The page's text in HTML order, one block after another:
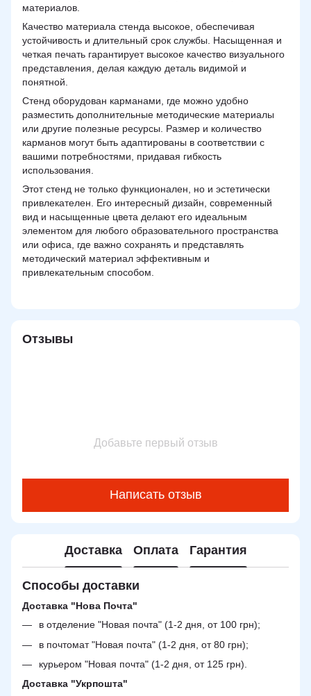
материалов.
Качество материала стенда высокое, обеспечивая
устойчивость и длительный срок службы. Насыщенная и
четкая печать гарантирует высокое качество визуального
представления, делая каждую деталь видимой и
понятной.
Стенд оборудован карманами, где можно удобно
разместить дополнительные методические материалы
или другие полезные ресурсы. Размер и количество
карманов могут быть адаптированы в соответствии с
вашими потребностями, придавая гибкость
использования.
Этот стенд не только функционален, но и эстетически
привлекателен. Его интересный дизайн, современный
вид и насыщенные цвета делают его идеальным
элементом для любого образовательного пространства
или офиса, где важно сохранять и представлять
методический материал эффективным и
привлекательным способом.
Отзывы
Добавьте первый отзыв
Написать отзыв
Доставка Оплата Гарантия
Способы доставки
Доставка "Нова Почта"
в отделение "Новая почта" (1-2 дня, от 100 грн);
в почтомат "Новая почта" (1-2 дня, от 80 грн);
курьером "Новая почта" (1-2 дня, от 125 грн).
Доставка "Укрпошта"